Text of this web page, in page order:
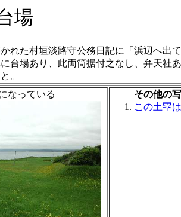
場
れた村垣淡路守公務日記に「浜辺へ出
台場あり、此両筒据付之なし、弁天社
。
なっている
その他の
この土塁